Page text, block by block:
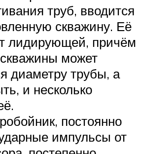
труб, вводится
скважину. Её
лидирующей, причём
может
диаметру трубы, а
и несколько
постоянно
импульсы от